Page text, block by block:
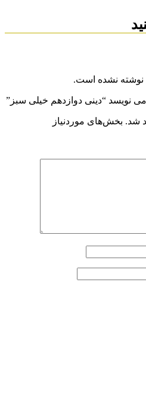
نوشته نشده است.
نویسد “دینی دوازدهم خیلی سبز”
شد.بخش‌های موردنیاز